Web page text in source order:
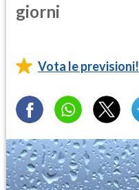
giorni
Vota le previsioni!